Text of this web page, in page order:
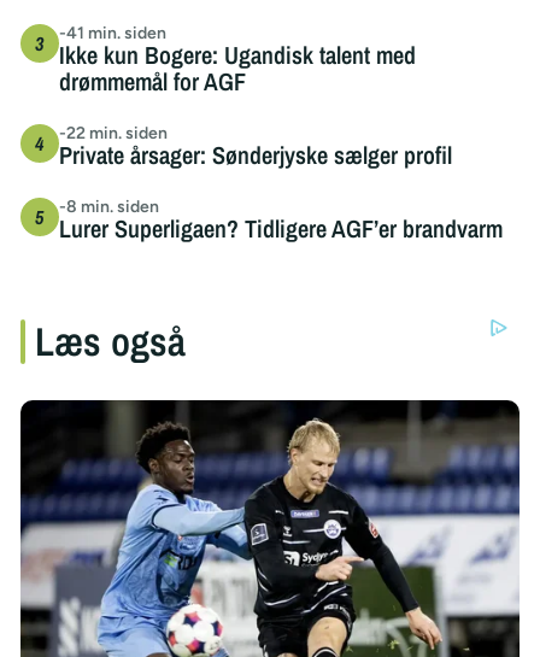
-41 min. siden
Ikke kun Bogere: Ugandisk talent med
drømmemål for AGF
-22 min. siden
Private årsager: Sønderjyske sælger profil
-8 min. siden
Lurer Superligaen? Tidligere AGF’er brandvarm